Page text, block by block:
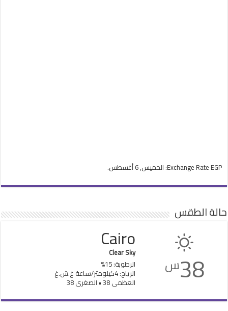
Exchange Rate EGP : الخميس, 6 أغسطس.
حالة الطقس
38س
Cairo
Clear Sky
الرطوبة: 15%
الرياح: 4كيلومتر/ساعة غ.ش.غ
العظمى 38 • الصغرى 38